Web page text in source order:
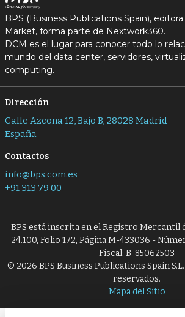
BPS (Business Publications Spain),
Market, forma parte de Nextwork360.
DCM es el lugar para conocer todo lo
mundo del data center, servidores,
computing.
Dirección
Calle Azcona 12, Bajo B, 28028 Madrid
España
Contactos
info@bps.com.es
+91 313 79 00
BPS está inscrita en el Registro Mercantil
24.100, Folio 172, Página M-433036 -
Fiscal: B-85062503
© 2026 BPS Business Publications Spain
reservados.
Mapa del Sitio